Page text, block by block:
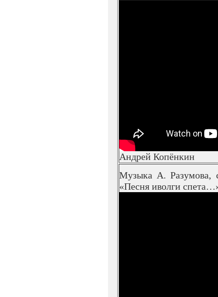
Андрей Копёнкин
Музыка А. Разумова,
«Песня иволги